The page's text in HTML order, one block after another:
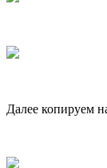
Далее